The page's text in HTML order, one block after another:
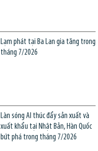
Lạm phát tại Ba Lan gia tăng trong
tháng 7/2026
Làn sóng AI thúc đẩy sản xuất và
xuất khẩu tại Nhật Bản, Hàn Quốc
bứt phá trong tháng 7/2026